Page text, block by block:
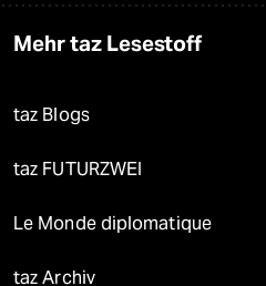
Mehr taz Lesestoff
taz Blogs
taz FUTURZWEI
Le Monde diplomatique
taz Archiv